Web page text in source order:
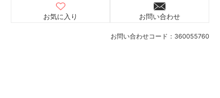
お問い合わせコード： 360055760
お気に入り お問い合わせ